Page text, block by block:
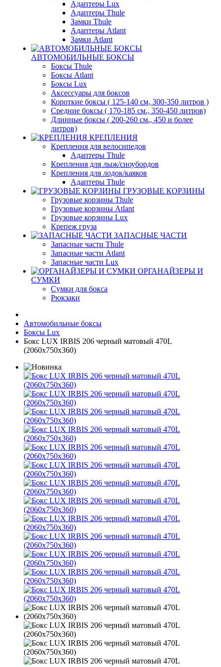
Адаптеры Lux
Адаптеры Thule
Замки Thule
Адаптеры Atlant
Замки Atlant
АВТОМОБИЛЬНЫЕ БОКСЫ
Боксы Thule
Боксы Atlant
Боксы Lux
Аксессуары для боксов
Короткие боксы ( 125-140 см, 300-350 литров )
Средние боксы ( 170-185 см., 350-450 литров)
Длинные боксы ( 200-260 см., 450 и более
литров)
КРЕПЛЕНИЯ
Крепления для велосипедов
Адаптеры Thule
Крепления для лыж/сноубордов
Крепления для лодок/каяков
Адаптеры Thule
ГРУЗОВЫЕ КОРЗИНЫ
Грузовые корзины Thule
Грузовые корзины Atlant
Грузовые корзины Lux
Крепеж груза
ЗАПАСНЫЕ ЧАСТИ
Запасные части Thule
Запасные части Atlant
Запасные части Lux
ОРГАНАЙЗЕРЫ И
СУМКИ
Сумки для бокса
Рюкзаки
Автомобильные боксы
Боксы Lux
Бокс LUX IRBIS 206 черный матовый 470L
(2060х750х360)